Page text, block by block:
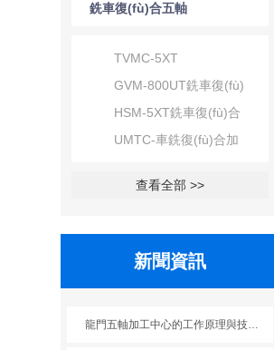
銑車復(fù)合五軸
TVMC-5XT
GVM-800UT銑車復(fù)
合
HSM-5XT銑車復(fù)合
UMTC-車銑復(fù)合加
查看全部 >>
新聞資訊
龍門五軸加工中心的工作原理與技術(shù)特點(diǎn)概述